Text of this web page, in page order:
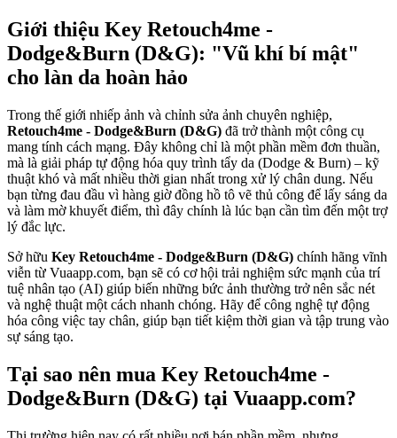
Giới thiệu Key Retouch4me -
Dodge&Burn (D&G): "Vũ khí bí mật"
cho làn da hoàn hảo
Trong thế giới nhiếp ảnh và chỉnh sửa ảnh chuyên nghiệp,
Retouch4me - Dodge&Burn (D&G) đã trở thành một công cụ
mang tính cách mạng. Đây không chỉ là một phần mềm đơn thuần,
mà là giải pháp tự động hóa quy trình tẩy da (Dodge & Burn) – kỹ
thuật khó và mất nhiều thời gian nhất trong xử lý chân dung. Nếu
bạn từng đau đầu vì hàng giờ đồng hồ tô vẽ thủ công để lấy sáng da
và làm mờ khuyết điểm, thì đây chính là lúc bạn cần tìm đến một trợ
lý đắc lực.
Sở hữu Key Retouch4me - Dodge&Burn (D&G) chính hãng vĩnh
viễn từ Vuaapp.com, bạn sẽ có cơ hội trải nghiệm sức mạnh của trí
tuệ nhân tạo (AI) giúp biến những bức ảnh thường trở nên sắc nét
và nghệ thuật một cách nhanh chóng. Hãy để công nghệ tự động
hóa công việc tay chân, giúp bạn tiết kiệm thời gian và tập trung vào
sự sáng tạo.
Tại sao nên mua Key Retouch4me -
Dodge&Burn (D&G) tại Vuaapp.com?